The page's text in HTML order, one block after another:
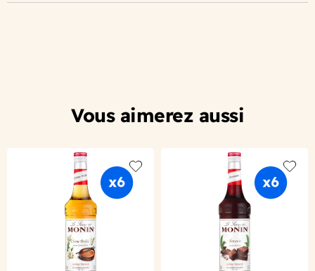
Vous aimerez aussi
Add to wishlist Add